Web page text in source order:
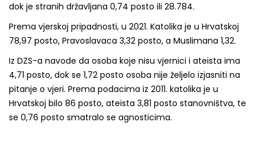
dok je stranih državljana 0,74 posto ili 28.784.
Prema vjerskoj pripadnosti, u 2021. Katolika je u Hrvatskoj
78,97 posto, Pravoslavaca 3,32 posto, a Muslimana 1,32.
Iz DZS-a navode da osoba koje nisu vjernici i ateista ima
4,71 posto, dok se 1,72 posto osoba nije željelo izjasniti na
pitanje o vjeri. Prema podacima iz 2011. katolika je u
Hrvatskoj bilo 86 posto, ateista 3,81 posto stanovništva, te
se 0,76 posto smatralo se agnosticima.